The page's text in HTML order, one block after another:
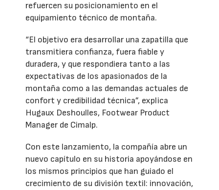
refuercen su posicionamiento en el
equipamiento técnico de montaña.
“El objetivo era desarrollar una zapatilla que
transmitiera confianza, fuera fiable y
duradera, y que respondiera tanto a las
expectativas de los apasionados de la
montaña como a las demandas actuales de
confort y credibilidad técnica”, explica
Hugaux Deshoulles, Footwear Product
Manager de Cimalp.
Con este lanzamiento, la compañía abre un
nuevo capítulo en su historia apoyándose en
los mismos principios que han guiado el
crecimiento de su división textil: innovación,